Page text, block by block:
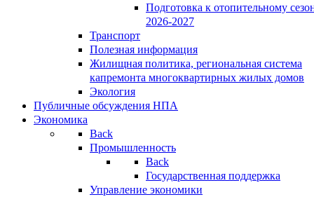
Подготовка к отопительному
2026-2027
Транспорт
Полезная информация
Жилищная политика, региональная система
капремонта многоквартирных жилых домов
Экология
Публичные обсуждения НПА
Экономика
Back
Промышленность
Back
Государственная поддержка
Управление экономики